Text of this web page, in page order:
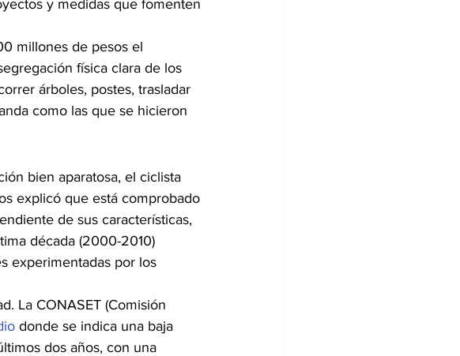
y medidas que fomenten
millones de pesos el
física clara de los
árboles, postes, trasladar
como las que se hicieron
bien aparatosa, el ciclista
explicó que está comprobado
de sus características,
década (2000-2010)
experimentadas por los
La CONASET (Comisión
donde se indica una baja
dos años, con una